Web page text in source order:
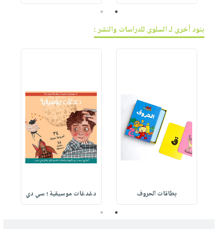
1
2
بنود أخرى لـ السلوى للدراسات والنشر :
بطاقات الحروف دغدغات موسيقية ؛ سي دي
1
2